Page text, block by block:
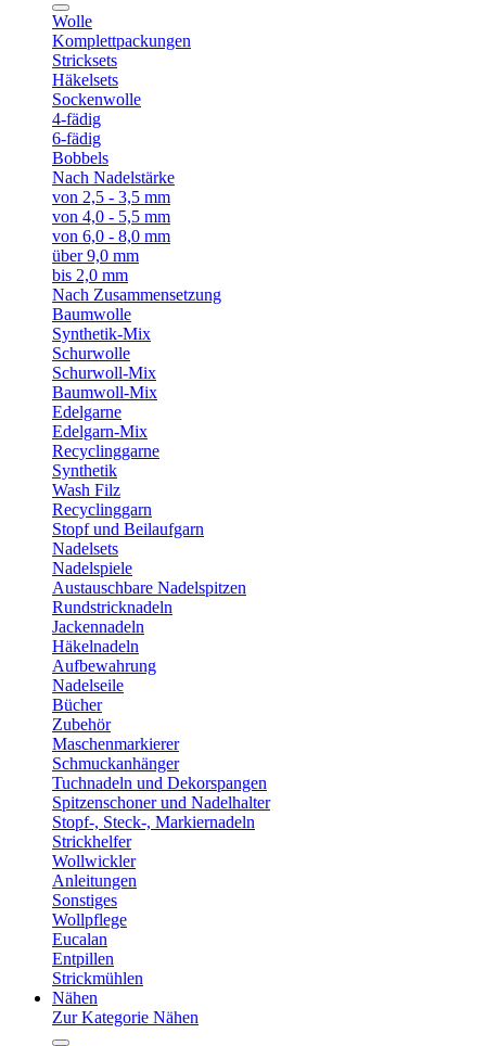
Wolle
Komplettpackungen
Stricksets
Häkelsets
Sockenwolle
4-fädig
6-fädig
Bobbels
Nach Nadelstärke
von 2,5 - 3,5 mm
von 4,0 - 5,5 mm
von 6,0 - 8,0 mm
über 9,0 mm
bis 2,0 mm
Nach Zusammensetzung
Baumwolle
Synthetik-Mix
Schurwolle
Schurwoll-Mix
Baumwoll-Mix
Edelgarne
Edelgarn-Mix
Recyclinggarne
Synthetik
Wash Filz
Recyclinggarn
Stopf und Beilaufgarn
Nadelsets
Nadelspiele
Austauschbare Nadelspitzen
Rundstricknadeln
Jackennadeln
Häkelnadeln
Aufbewahrung
Nadelseile
Bücher
Zubehör
Maschenmarkierer
Schmuckanhänger
Tuchnadeln und Dekorspangen
Spitzenschoner und Nadelhalter
Stopf-, Steck-, Markiernadeln
Strickhelfer
Wollwickler
Anleitungen
Sonstiges
Wollpflege
Eucalan
Entpillen
Strickmühlen
Nähen
Zur Kategorie Nähen